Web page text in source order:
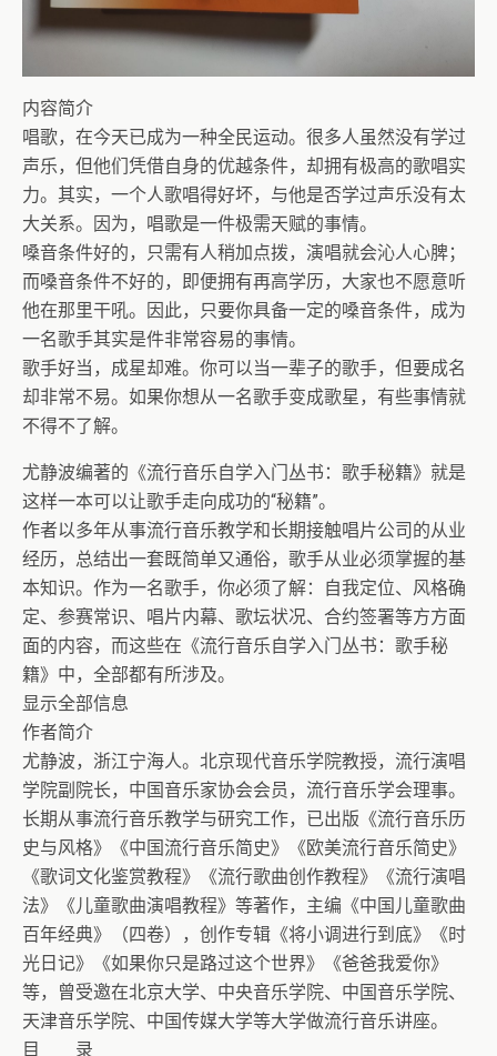
内容简介
唱歌，在今天已成为一种全民运动。很多人虽然没有学过
声乐，但他们凭借自身的优越条件，却拥有极高的歌唱实
力。其实，一个人歌唱得好坏，与他是否学过声乐没有太
大关系。因为，唱歌是一件极需天赋的事情。
嗓音条件好的，只需有人稍加点拨，演唱就会沁人心脾；
而嗓音条件不好的，即便拥有再高学历，大家也不愿意听
他在那里干吼。因此，只要你具备一定的嗓音条件，成为
一名歌手其实是件非常容易的事情。
歌手好当，成星却难。你可以当一辈子的歌手，但要成名
却非常不易。如果你想从一名歌手变成歌星，有些事情就
不得不了解。
尤静波编著的《流行音乐自学入门丛书：歌手秘籍》就是
这样一本可以让歌手走向成功的“秘籍”。
作者以多年从事流行音乐教学和长期接触唱片公司的从业
经历，总结出一套既简单又通俗，歌手从业必须掌握的基
本知识。作为一名歌手，你必须了解：自我定位、风格确
定、参赛常识、唱片内幕、歌坛状况、合约签署等方方面
面的内容，而这些在《流行音乐自学入门丛书：歌手秘
籍》中，全部都有所涉及。
显示全部信息
作者简介
尤静波，浙江宁海人。北京现代音乐学院教授，流行演唱
学院副院长，中国音乐家协会会员，流行音乐学会理事。
长期从事流行音乐教学与研究工作，已出版《流行音乐历
史与风格》《中国流行音乐简史》《欧美流行音乐简史》
《歌词文化鉴赏教程》《流行歌曲创作教程》《流行演唱
法》《儿童歌曲演唱教程》等著作，主编《中国儿童歌曲
百年经典》（四卷），创作专辑《将小调进行到底》《时
光日记》《如果你只是路过这个世界》《爸爸我爱你》
等，曾受邀在北京大学、中央音乐学院、中国音乐学院、
天津音乐学院、中国传媒大学等大学做流行音乐讲座。
目 录